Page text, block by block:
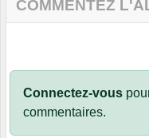
COMMENTEZ
Connectez-vous
commentaires.